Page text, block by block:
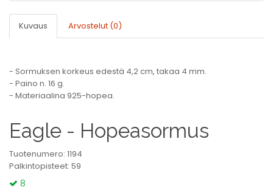
Kuvaus Arvostelut (0)
- Sormuksen korkeus edestä 4,2 cm, takaa 4 mm.
- Paino n. 16 g.
- Materiaalina 925-hopea.
Eagle - Hopeasormus
Tuotenumero: 1194
Palkintopisteet: 59
8